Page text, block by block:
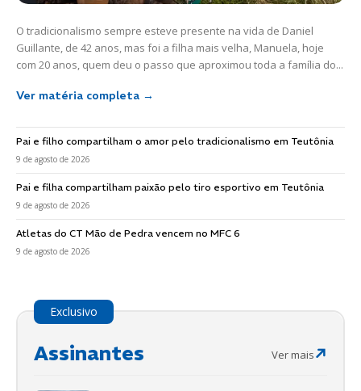
O tradicionalismo sempre esteve presente na vida de Daniel
Guillante, de 42 anos, mas foi a filha mais velha, Manuela, hoje
com 20 anos, quem deu o passo que aproximou toda a família do...
Ver matéria completa →
Pai e filho compartilham o amor pelo tradicionalismo em Teutônia
9 de agosto de 2026
Pai e filha compartilham paixão pelo tiro esportivo em Teutônia
9 de agosto de 2026
Atletas do CT Mão de Pedra vencem no MFC 6
9 de agosto de 2026
Exclusivo
Assinantes Ver mais